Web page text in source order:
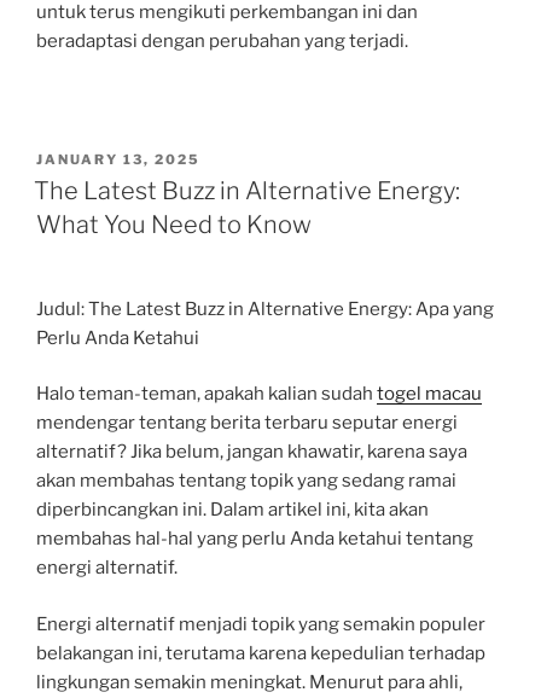
untuk terus mengikuti perkembangan ini dan
beradaptasi dengan perubahan yang terjadi.
POSTED
ON
JANUARY 13, 2025
The Latest Buzz in Alternative Energy:
What You Need to Know
Judul: The Latest Buzz in Alternative Energy: Apa yang
Perlu Anda Ketahui
Halo teman-teman, apakah kalian sudah togel macau
mendengar tentang berita terbaru seputar energi
alternatif? Jika belum, jangan khawatir, karena saya
akan membahas tentang topik yang sedang ramai
diperbincangkan ini. Dalam artikel ini, kita akan
membahas hal-hal yang perlu Anda ketahui tentang
energi alternatif.
Energi alternatif menjadi topik yang semakin populer
belakangan ini, terutama karena kepedulian terhadap
lingkungan semakin meningkat. Menurut para ahli,